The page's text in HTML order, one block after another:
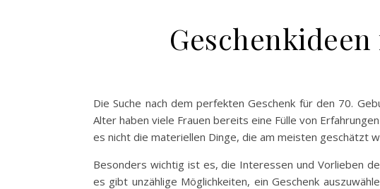
Die Suche nach dem perfekten Geschenk für den 70.
Alter haben viele Frauen bereits eine Fülle von
es nicht die materiellen Dinge, die am meisten geschätzt
Besonders wichtig ist es, die Interessen und Vorlieben
es gibt unzählige Möglichkeiten, ein Geschenk